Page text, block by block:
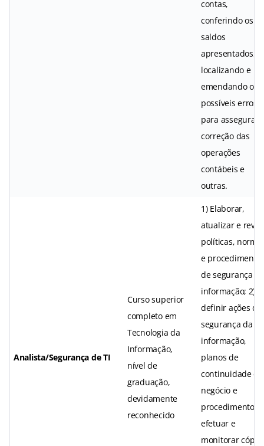
contas,
conferindo os
saldos
apresentados,
localizando e
emendando os
possíveis erros
para assegurar
correção das
operações
contábeis e
outras.
Analista/Segurança de TI
Curso superior
completo em
Tecnologia da
Informação,
nível de
graduação,
devidamente
reconhecido
1) Elaborar,
atualizar e
políticas,
e
de segurança da
informação; 2)
definir ações de
segurança da
informação,
planos de
continuidade do
negócio e
procedimentos;
efetuar e
monitorar cópia